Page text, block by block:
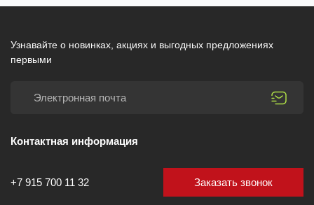
Узнавайте о новинках, акциях и выгодных предложениях
первыми
Контактная информация
+7 915 700 11 32 Заказать звонок